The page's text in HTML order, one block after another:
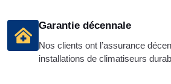
Garantie décennale
Nos clients ont l’assurance
installations de climatiseurs